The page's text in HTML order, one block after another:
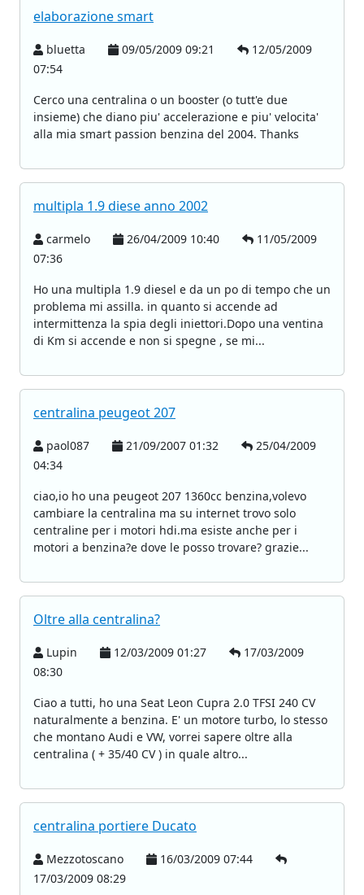
elaborazione smart
bluetta 09/05/2009 09:21
12/05/2009
07:54
Cerco una centralina o un booster (o tutt'e due
insieme) che diano piu' accelerazione e piu' velocita'
alla mia smart passion benzina del 2004. Thanks
multipla 1.9 diese anno 2002
carmelo 26/04/2009 10:40
11/05/2009
07:36
Ho una multipla 1.9 diesel e da un po di tempo che un
problema mi assilla. in quanto si accende ad
intermittenza la spia degli iniettori.Dopo una ventina
di Km si accende e non si spegne , se mi...
centralina peugeot 207
paol087 21/09/2007 01:32
25/04/2009
04:34
ciao,io ho una peugeot 207 1360cc benzina,volevo
cambiare la centralina ma su internet trovo solo
centraline per i motori hdi.ma esiste anche per i
motori a benzina?e dove le posso trovare? grazie...
Oltre alla centralina?
Lupin 12/03/2009 01:27
17/03/2009
08:30
Ciao a tutti, ho una Seat Leon Cupra 2.0 TFSI 240 CV
naturalmente a benzina. E' un motore turbo, lo stesso
che montano Audi e VW, vorrei sapere oltre alla
centralina ( + 35/40 CV ) in quale altro...
centralina portiere Ducato
Mezzotoscano
16/03/2009 07:44
17/03/2009 08:29